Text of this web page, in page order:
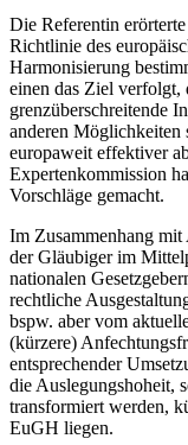
Die Referentin
Richtlinie des
Harmonisierung
einen das Ziel
grenzüberschreitende
anderen
europaweit effektiver
Expertenkommission
Vorschläge gemacht.
Im Zusammenhang
der Gläubiger im
nationalen
rechtliche
bspw. aber vom
(kürzere)
entsprechender
die Auslegungshoheit,
transformiert werden,
EuGH liegen.